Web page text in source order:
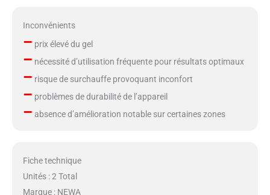
Inconvénients
– prix élevé du gel
– nécessité d’utilisation fréquente pour résultats optimaux
– risque de surchauffe provoquant inconfort
– problèmes de durabilité de l’appareil
– absence d’amélioration notable sur certaines zones
Fiche technique
Unités : 2 Total
Marque : NEWA